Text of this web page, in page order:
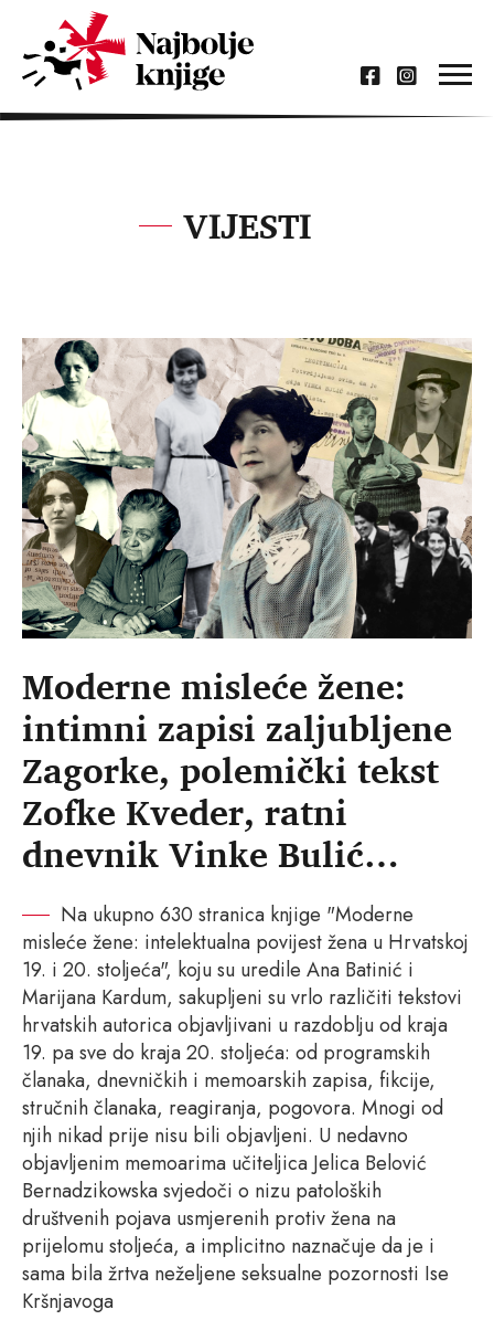
VIJESTI
Moderne misleće žene:
intimni zapisi zaljubljene
Zagorke, polemički tekst
Zofke Kveder, ratni
dnevnik Vinke Bulić…
Na ukupno 630 stranica knjige "Moderne
misleće žene: intelektualna povijest žena u Hrvatskoj
19. i 20. stoljeća", koju su uredile Ana Batinić i
Marijana Kardum, sakupljeni su vrlo različiti tekstovi
hrvatskih autorica objavljivani u razdoblju od kraja
19. pa sve do kraja 20. stoljeća: od programskih
članaka, dnevničkih i memoarskih zapisa, fikcije,
stručnih članaka, reagiranja, pogovora. Mnogi od
njih nikad prije nisu bili objavljeni. U nedavno
objavljenim memoarima učiteljica Jelica Belović
Bernadzikowska svjedoči o nizu patoloških
društvenih pojava usmjerenih protiv žena na
prijelomu stoljeća, a implicitno naznačuje da je i
sama bila žrtva neželjene seksualne pozornosti Ise
Kršnjavoga